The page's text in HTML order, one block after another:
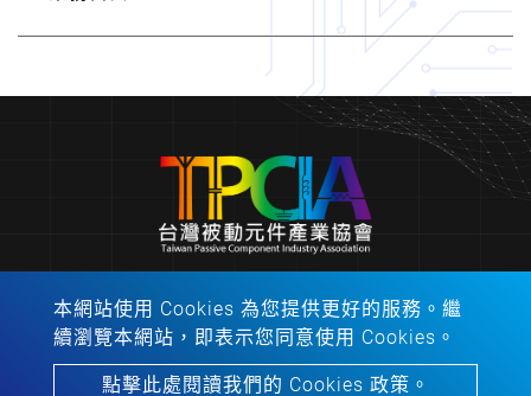
本網站使用 Cookies 為您提供更好的服務。繼
續瀏覽本網站，即表示您同意使用 Cookies。
點擊此處閱讀我們的 Cookies 政策。
會址：310401新竹縣竹東鎮中興路４段195號53館2
樓213之1室
電話：06-2757575分機：62445